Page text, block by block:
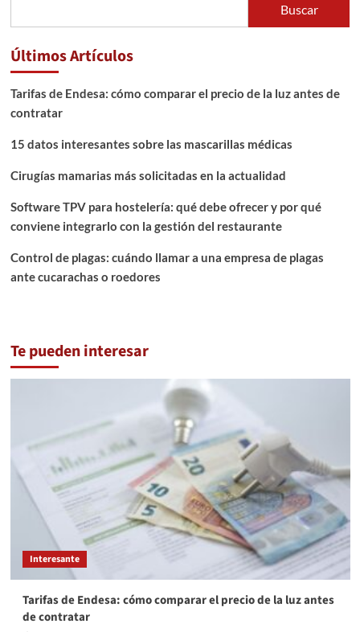
Buscar
Últimos Artículos
Tarifas de Endesa: cómo comparar el precio de la luz antes de
contratar
15 datos interesantes sobre las mascarillas médicas
Cirugías mamarias más solicitadas en la actualidad
Software TPV para hostelería: qué debe ofrecer y por qué
conviene integrarlo con la gestión del restaurante
Control de plagas: cuándo llamar a una empresa de plagas
ante cucarachas o roedores
Te pueden interesar
Interesante
Tarifas de Endesa: cómo comparar el precio de la luz antes
de contratar